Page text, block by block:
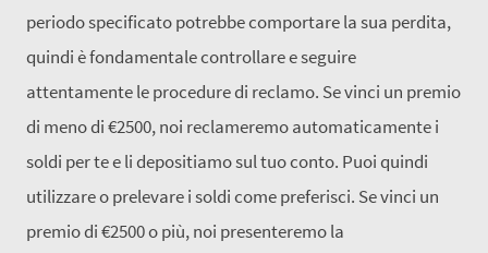
periodo specificato potrebbe comportare la sua perdita,
quindi è fondamentale controllare e seguire
attentamente le procedure di reclamo. Se vinci un premio
di meno di €2500, noi reclameremo automaticamente i
soldi per te e li depositiamo sul tuo conto. Puoi quindi
utilizzare o prelevare i soldi come preferisci. Se vinci un
premio di €2500 o più, noi presenteremo la